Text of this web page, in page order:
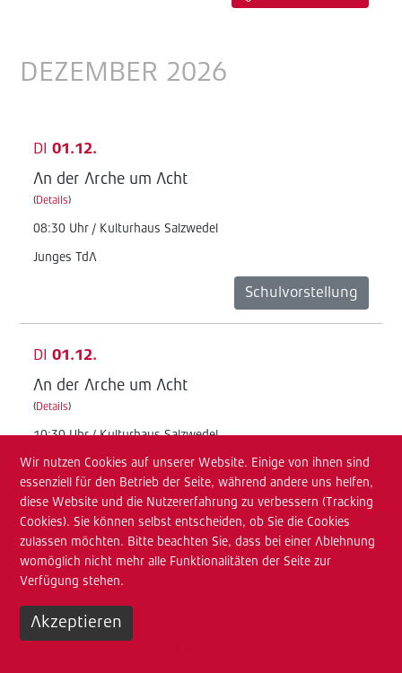
DEZEMBER 2026
DI 01.12.
An der Arche um Acht
(Details)
08:30 Uhr / Kulturhaus Salzwedel
Junges TdA
Schulvorstellung
DI 01.12.
An der Arche um Acht
(Details)
10:30 Uhr / Kulturhaus Salzwedel
Junges TdA
Schulvorstellung
MI 02.12.
An der Arche um Acht
(Details
08:30 Uhr / Kulturhaus Salzwedel
Wir nutzen Cookies auf unserer Website. Einige von ihnen sind
essenziell für den Betrieb der Seite, während andere uns helfen,
diese Website und die Nutzererfahrung zu verbessern (Tracking
Cookies). Sie können selbst entscheiden, ob Sie die Cookies
zulassen möchten. Bitte beachten Sie, dass bei einer Ablehnung
womöglich nicht mehr alle Funktionalitäten der Seite zur
Verfügung stehen.
Akzeptieren